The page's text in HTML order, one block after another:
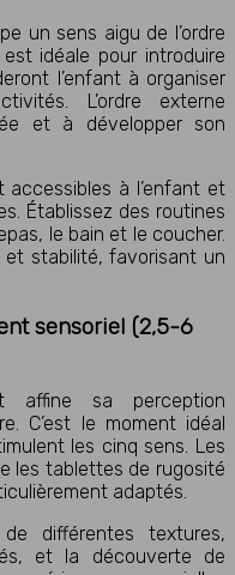
un sens aigu de l’ordre
idéale pour introduire
l’enfant à organiser
L’ordre externe
et à développer son
accessibles à l’enfant et
Établissez des routines
le bain et le coucher.
stabilité, favorisant un
sensoriel (2,5-6
affine sa perception
C’est le moment idéal
les cinq sens. Les
les tablettes de rugosité
adaptés.
de différentes textures,
et la découverte de